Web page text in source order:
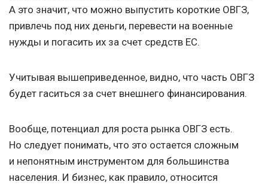
А это значит, что можно выпустить короткие ОВГЗ,
привлечь под них деньги, перевести на военные
нужды и погасить их за счет средств ЕС.
Учитывая вышеприведенное, видно, что часть ОВГЗ
будет гаситься за счет внешнего финансирования.
Вообще, потенциал для роста рынка ОВГЗ есть.
Но следует понимать, что это остается сложным
и непонятным инструментом для большинства
населения. И бизнес, как правило, относится